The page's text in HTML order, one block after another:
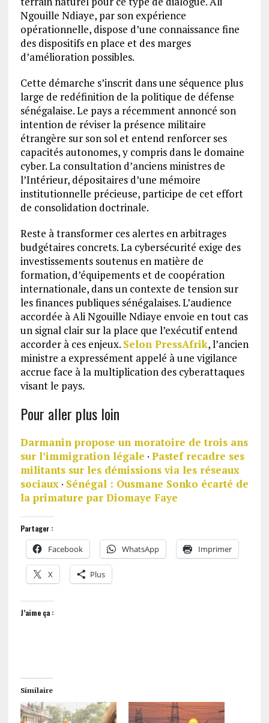
Ngouille Ndiaye, par son expérience
opérationnelle, dispose d’une connaissance fine
des dispositifs en place et des marges
d’amélioration possibles.
Cette démarche s’inscrit dans une séquence plus
large de redéfinition de la politique de défense
sénégalaise. Le pays a récemment annoncé son
intention de réviser la présence militaire
étrangère sur son sol et entend renforcer ses
capacités autonomes, y compris dans le domaine
cyber. La consultation d’anciens ministres de
l’Intérieur, dépositaires d’une mémoire
institutionnelle précieuse, participe de cet effort
de consolidation doctrinale.
Reste à transformer ces alertes en arbitrages
budgétaires concrets. La cybersécurité exige des
investissements soutenus en matière de
formation, d’équipements et de coopération
internationale, dans un contexte de tension sur
les finances publiques sénégalaises. L’audience
accordée à Ali Ngouille Ndiaye envoie en tout cas
un signal clair sur la place que l’exécutif entend
accorder à ces enjeux. Selon PressAfrik, l’ancien
ministre a expressément appelé à une vigilance
accrue face à la multiplication des cyberattaques
visant le pays.
Pour aller plus loin
Darmanin propose un moratoire de trois ans
sur l’immigration légale · Pastef recadre ses
militants sur les démissions via les réseaux
sociaux· Sénégal : Ousmane Sonko écarté de
la primature par Diomaye Faye
Partager :
Facebook WhatsApp Imprimer
X Plus
J’aime ça :
Similaire